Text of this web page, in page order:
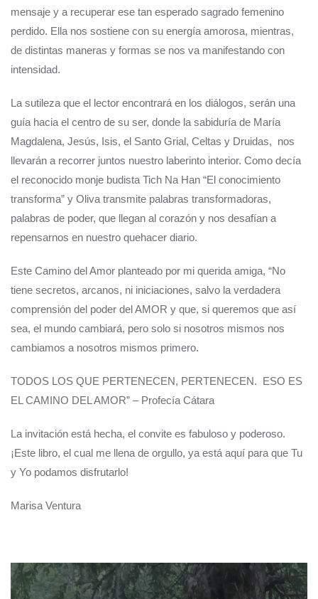
mensaje y a recuperar ese tan esperado sagrado femenino
perdido. Ella nos sostiene con su energía amorosa, mientras,
de distintas maneras y formas se nos va manifestando con
intensidad.
La sutileza que el lector encontrará en los diálogos, serán una
guía hacia el centro de su ser, donde la sabiduría de María
Magdalena, Jesús, Isis, el Santo Grial, Celtas y Druidas, nos
llevarán a recorrer juntos nuestro laberinto interior. Como decía
el reconocido monje budista Tich Na Han “El conocimiento
transforma” y Oliva transmite palabras transformadoras,
palabras de poder, que llegan al corazón y nos desafían a
repensarnos en nuestro quehacer diario.
Este Camino del Amor planteado por mi querida amiga, “No
tiene secretos, arcanos, ni iniciaciones, salvo la verdadera
comprensión del poder del AMOR y que, si queremos que así
sea, el mundo cambiará, pero solo si nosotros mismos nos
cambiamos a nosotros mismos primero.
TODOS LOS QUE PERTENECEN, PERTENECEN. ESO ES
EL CAMINO DEL AMOR” – Profecía Cátara
La invitación está hecha, el convite es fabuloso y poderoso.
¡Este libro, el cual me llena de orgullo, ya está aquí para que Tu
y Yo podamos disfrutarlo!
Marisa Ventura